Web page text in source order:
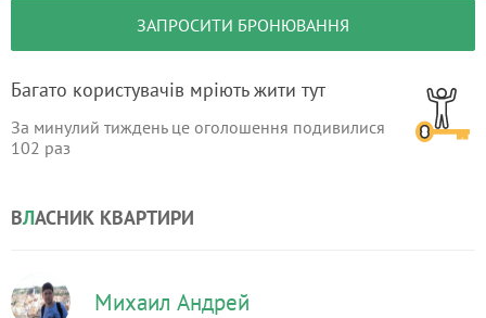
ЗАПРОСИТИ БРОНЮВАННЯ
Багато користувачів мріють жити тут
За минулий тиждень це оголошення подивилися
102 раз
ВЛАСНИК КВАРТИРИ
Михаил Андрей